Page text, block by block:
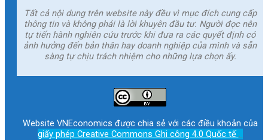
Tất cả nội dung trên website này đều vì mục đích cung cấp
thông tin và không phải là lời khuyên đầu tư. Người đọc nên
tự tiến hành nghiên cứu trước khi đưa ra các quyết định có
ảnh hưởng đến bản thân hay doanh nghiệp của mình và sẵn
sàng tự chịu trách nhiệm cho những lựa chọn ấy.
Website VNEconomics được chia sẻ với các điều khoản của
giấy phép Creative Commons Ghi công 4.0 Quốc tế .